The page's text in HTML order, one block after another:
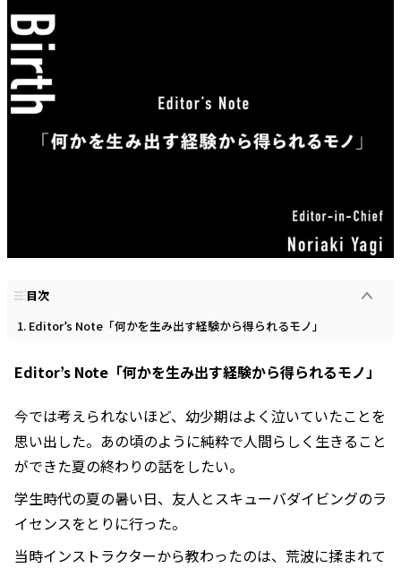
目次
Editor’s Note「何かを生み出す経験から得られるモノ」
Editor’s Note「何かを生み出す経験から得られるモノ」
今では考えられないほど、幼少期はよく泣いていたことを
思い出した。あの頃のように純粋で人間らしく生きること
ができた夏の終わりの話をしたい。
学生時代の夏の暑い日、友人とスキューバダイビングのラ
イセンスをとりに行った。
当時インストラクターから教わったのは、荒波に揉まれて